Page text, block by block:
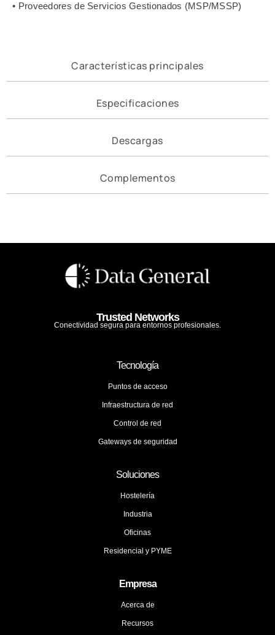
Características principales
Especificaciones
Descargas
Complementos
• Proveedores de Servicios Gestionados (MSP/MSSP)
Trusted Networks
Conectividad segura para entornos profesionales.
Tecnología
Puntos de acceso
Infraestructura de red
Control de red
Gateways de seguridad
Soluciones
Hostelería
Industria
Oficinas
Residencial y PYME
Empresa
Acerca de
Recursos